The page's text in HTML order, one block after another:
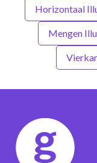
Horizontaal
Mengen